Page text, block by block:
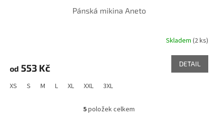
Pánská mikina Aneto
Skladem (2 ks)
od 553 Kč DETAIL
XS S M L XL XXL 3XL
O
5položek celkem